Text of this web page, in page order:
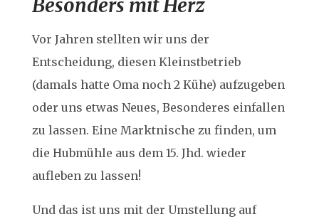
Vor Jahren stellten wir uns der
Entscheidung, diesen Kleinstbetrieb
(damals hatte Oma noch 2 Kühe) aufzugeben
oder uns etwas Neues, Besonderes einfallen
zu lassen. Eine Marktnische zu finden, um
die Hubmühle aus dem 15. Jhd. wieder
aufleben zu lassen!
Und das ist uns mit der Umstellung auf